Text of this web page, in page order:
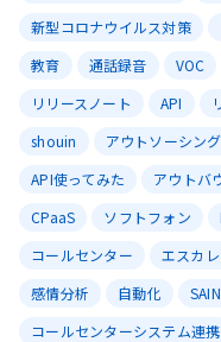
新型コロナウイルス対策
教育
通話録音 VOC
リリースノート
API
shouin
アウトソーシング
API使ってみた
アウトバ
CPaaS
ソフトフォン
コールセンター
エスカ
感情分析
自動化 SAIN
コールセンターシステム連携